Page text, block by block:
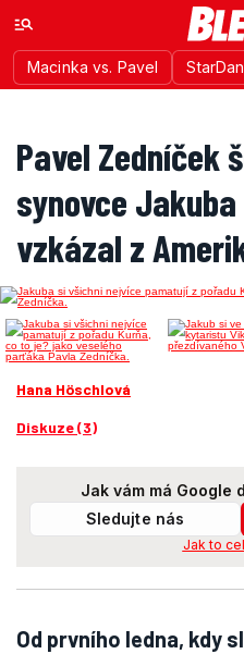
Macinka vs. Pavel
Pavel Zedníček
synovce Jakuba
vzkázal z
Hana Höschlová
Diskuze (3)
Jak vám má Google
Sledujte nás
Jak to
Od prvního ledna, kdy